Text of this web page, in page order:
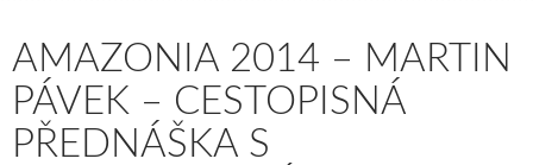
AMAZONIA 2014 – MARTIN
PÁVEK – CESTOPISNÁ
PŘEDNÁŠKA S